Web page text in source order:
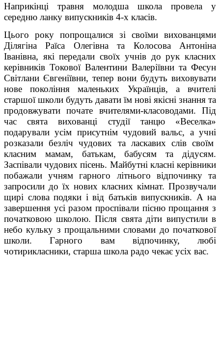
Наприкінці травня молодша школа провела у
середню ланку випускників 4-х класів.
Цього року попрощалися зі своїми вихованцями
Ділягіна Раїса Олегівна та Колосова Антоніна
Іванівна, які передали своїх учнів до рук класних
керівників Токової Валентини Валеріївни та Фесун
Світлани Євгеніївни, тепер вони будуть виховувати
нове покоління маленьких Українців, а вчителі
старшої школи будуть давати їм нові якісні знання та
продовжувати почате вчителями-класоводами. Під
час свята вихованці студії танцю «Веселка»
подарували усім присутнім чудовий вальс, а учні
розказали безліч чудових та ласкавих слів своїм
класним мамам, батькам, бабусям та дідусям.
Заспівали чудових пісень. Майбутні класні керівники
побажали учням гарного літнього відпочинку та
запросили до їх нових класних кімнат. Прозвучали
щирі слова подяки і від батьків випускників. А на
завершення усі разом проспівали пісню прощання з
початковою школою. Після свята діти випустили в
небо кульку з прощальними словами до початкової
школи. Гарного вам відпочинку, любі
чотирикласники, старша школа радо чекає усіх вас.